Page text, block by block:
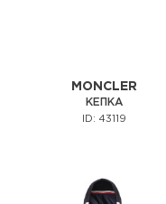
MONCLER
КЕПКА
ID: 43119